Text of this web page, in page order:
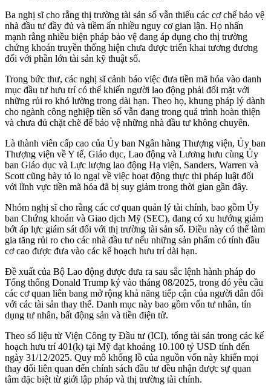
Ba nghị sĩ cho rằng thị trường tài sản số vẫn thiếu các cơ chế bảo vệ
nhà đầu tư đầy đủ và tiềm ẩn nhiều nguy cơ gian lận. Họ nhấn
mạnh rằng nhiều biện pháp bảo vệ đang áp dụng cho thị trường
chứng khoán truyền thống hiện chưa được triển khai tương đương
đối với phần lớn tài sản kỹ thuật số.
Trong bức thư, các nghị sĩ cảnh báo việc đưa tiền mã hóa vào danh
mục đầu tư hưu trí có thể khiến người lao động phải đối mặt với
những rủi ro khó lường trong dài hạn. Theo họ, khung pháp lý dành
cho ngành công nghiệp tiền số vẫn đang trong quá trình hoàn thiện
và chưa đủ chặt chẽ để bảo vệ những nhà đầu tư không chuyên.
Là thành viên cấp cao của Ủy ban Ngân hàng Thượng viện, Ủy ban
Thượng viện về Y tế, Giáo dục, Lao động và Lương hưu cùng Ủy
ban Giáo dục và Lực lượng lao động Hạ viện, Sanders, Warren và
Scott cũng bày tỏ lo ngại về việc hoạt động thực thi pháp luật đối
với lĩnh vực tiền mã hóa đã bị suy giảm trong thời gian gần đây.
Nhóm nghị sĩ cho rằng các cơ quan quản lý tài chính, bao gồm Ủy
ban Chứng khoán và Giao dịch Mỹ (SEC), đang có xu hướng giảm
bớt áp lực giám sát đối với thị trường tài sản số. Điều này có thể làm
gia tăng rủi ro cho các nhà đầu tư nếu những sản phẩm có tính đầu
cơ cao được đưa vào các kế hoạch hưu trí dài hạn.
Đề xuất của Bộ Lao động được đưa ra sau sắc lệnh hành pháp do
Tổng thống Donald Trump ký vào tháng 08/2025, trong đó yêu cầu
các cơ quan liên bang mở rộng khả năng tiếp cận của người dân đối
với các tài sản thay thế. Danh mục này bao gồm vốn tư nhân, tín
dụng tư nhân, bất động sản và tiền điện tử.
Theo số liệu từ Viện Công ty Đầu tư (ICI), tổng tài sản trong các kế
hoạch hưu trí 401(k) tại Mỹ đạt khoảng 10.100 tỷ USD tính đến
ngày 31/12/2025. Quy mô khổng lồ của nguồn vốn này khiến mọi
thay đổi liên quan đến chính sách đầu tư đều nhận được sự quan
tâm đặc biệt từ giới lập pháp và thị trường tài chính.